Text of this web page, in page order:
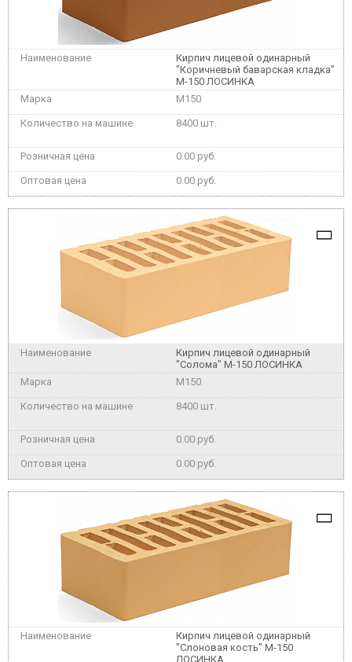
Кирпич лицевой одинарный
"Коричневый баварская кладка"
М-150 ЛОСИНКА
M150
8400 шт.
0.00 руб.
0.00 руб.
Кирпич лицевой одинарный
"Солома" М-150 ЛОСИНКА
M150
8400 шт.
0.00 руб.
0.00 руб.
Кирпич лицевой одинарный
"Слоновая кость" М-150
ЛОСИНКА